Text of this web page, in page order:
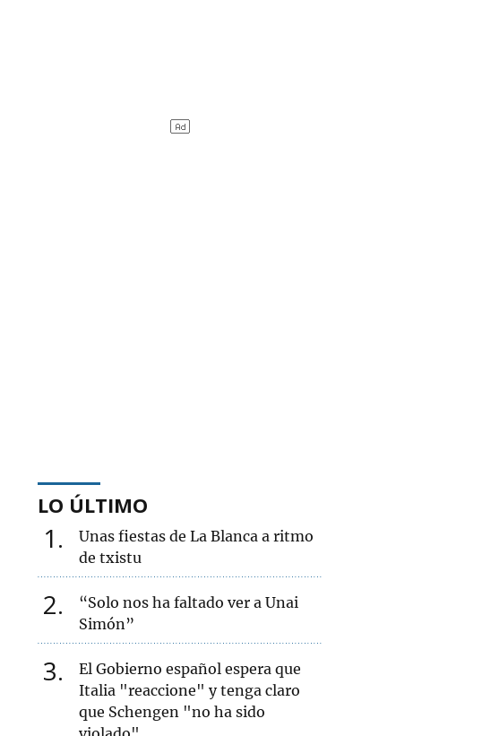
LO ÚLTIMO
1
Unas fiestas de La Blanca a ritmo
de txistu
2
“Solo nos ha faltado ver a Unai
Simón”
3
El Gobierno español espera que
Italia "reaccione" y tenga claro
que Schengen "no ha sido